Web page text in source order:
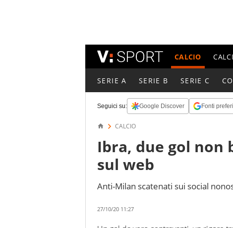
CALCIO
SERIE A SERIE B SERIE C
Seguici su: Google Discover Fonti
CALCIO
Ibra, due gol non
sul web
Anti-Milan scatenati sui social
27/10/20 11:27